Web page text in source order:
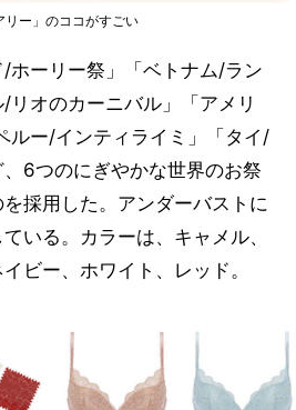
リー」のココがすごい
ホーリー祭」「ベトナム/ラン
リオのカーニバル」「アメリ
ルー/インティライミ」「タイ/
6つのにぎやかな世界のお祭
採用した。アンダーバストに
いる。カラーは、キャメル、
ビー、ホワイト、レッド。